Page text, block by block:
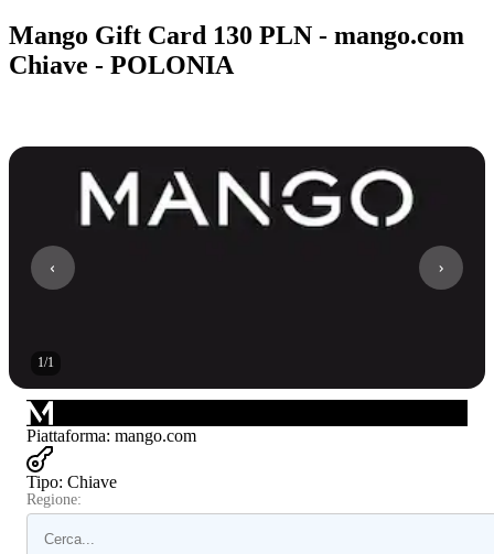
Mango Gift Card 130 PLN - mango.com
Chiave - POLONIA
1/1
Piattaforma: mango.com
Tipo: Chiave
Regione: